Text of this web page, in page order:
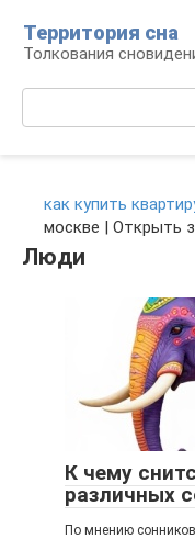
контенту
Территория сна
Толкования
как купить
москве | Открыть
Люди
К чему
различных
По мнению